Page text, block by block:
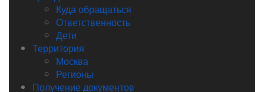
Куда обращаться
Ответственность
Дети
Территория
Москва
Регионы
Получение документов